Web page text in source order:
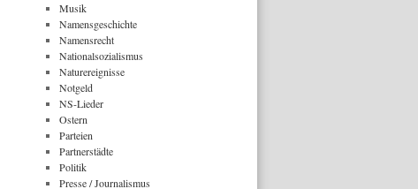
Musik
Namensgeschichte
Namensrecht
Nationalsozialismus
Naturereignisse
Notgeld
NS-Lieder
Ostern
Parteien
Partnerstädte
Politik
Presse / Journalismus